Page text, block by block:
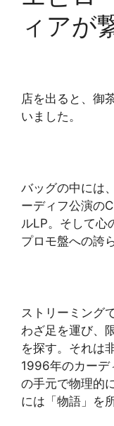
ィアが
店を出ると、御
いました。
バッグの中には
ーディフ公演の
ルLP。そして心
プロモ盤への誇
ストリーミング
わざ足を運び、
を探す。それは
1996年のカー
の手元で物理的
には「物語」を